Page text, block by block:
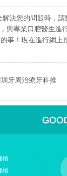
解決您的問題時，
與專業口腔醫生進
事！現在進行網上
牙周治療牙科推
植
植